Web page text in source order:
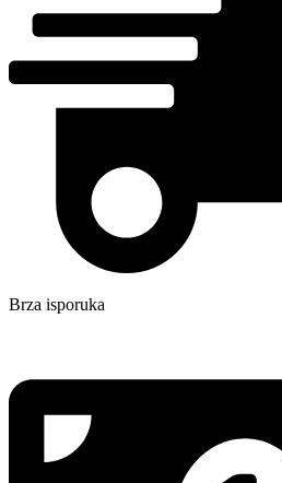
Brza isporuka